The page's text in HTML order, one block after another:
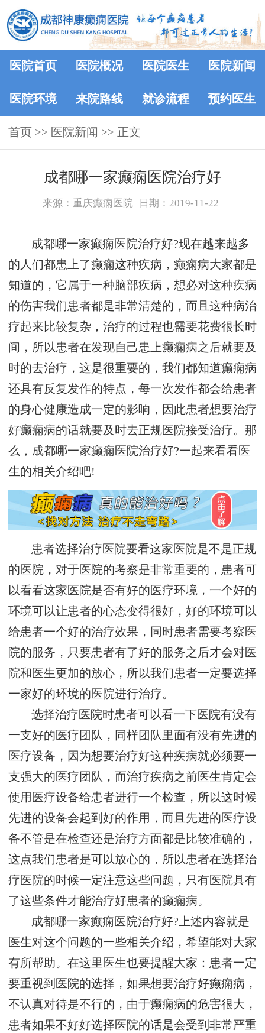
医院首页 医院概况 医院医生 医院新闻
医院环境 来院路线 就诊流程 预约医生
首页 >> 医院新闻 >> 正文
成都哪一家癫痫医院治疗好
来源：重庆癫痫医院 日期：2019-11-22
成都哪一家癫痫医院治疗好?现在越来越多
的人们都患上了癫痫这种疾病，癫痫病大家都是
知道的，它属于一种脑部疾病，想必对这种疾病
的伤害我们患者都是非常清楚的，而且这种病治
疗起来比较复杂，治疗的过程也需要花费很长时
间，所以患者在发现自己患上癫痫病之后就要及
时的去治疗，这是很重要的，我们都知道癫痫病
还具有反复发作的特点，每一次发作都会给患者
的身心健康造成一定的影响，因此患者想要治疗
好癫痫病的话就要及时去正规医院接受治疗。那
么，成都哪一家癫痫医院治疗好?一起来看看医
生的相关介绍吧!
患者选择治疗医院要看这家医院是不是正规
的医院，对于医院的考察是非常重要的，患者可
以看看这家医院是否有好的医疗环境，一个好的
环境可以让患者的心态变得很好，好的环境可以
给患者一个好的治疗效果，同时患者需要考察医
院的服务，只要患者有了好的服务之后才会对医
院和医生更加的放心，所以我们患者一定要选择
一家好的环境的医院进行治疗。
选择治疗医院时患者可以看一下医院有没有
一支好的医疗团队，同样团队里面有没有先进的
医疗设备，因为想要治疗好这种疾病就必须要一
支强大的医疗团队，而治疗疾病之前医生肯定会
使用医疗设备给患者进行一个检查，所以这时候
先进的设备会起到好的作用，而且先进的医疗设
备不管是在检查还是治疗方面都是比较准确的，
这点我们患者是可以放心的，所以患者在选择治
疗医院的时候一定注意这些问题，只有医院具有
了这些条件才能治疗好患者的癫痫病。
成都哪一家癫痫医院治疗好?上述内容就是
医生对这个问题的一些相关介绍，希望能对大家
有所帮助。在这里医生也要提醒大家：患者一定
要重视到医院的选择，如果想要治疗好癫痫病，
不认真对待是不行的，由于癫痫病的危害很大，
患者如果不好好选择医院的话是会受到非常严重